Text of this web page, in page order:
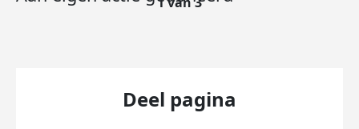
Deel pagina